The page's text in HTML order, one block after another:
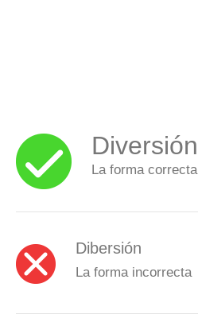
Diversión
La forma correcta
Dibersión
La forma incorrecta